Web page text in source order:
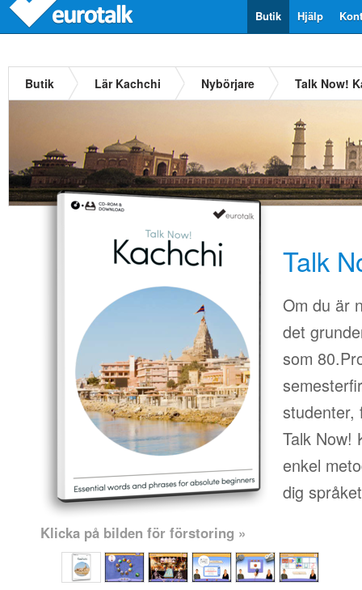
Hjälp
Butik
Butik Lär Kachchi Nybörjare Talk Now!
Talk
Om du är
det
som
studenter,
Talk Now!
enkel
dig
Klicka på bilden för förstoring »